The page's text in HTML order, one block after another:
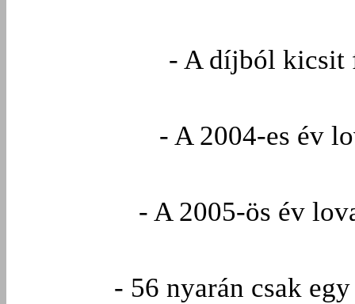
- A díjból kicsit
- A 2004-es év
- A 2005-ös év
- 56 nyarán csak